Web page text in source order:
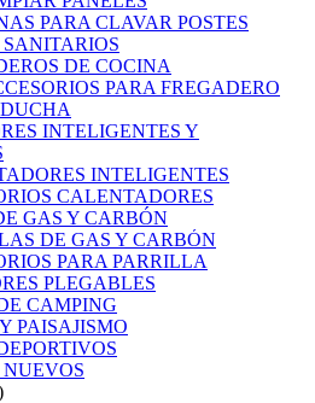
PARA CLAVAR POSTES
DE COCINA
PARA FREGADERO
INTELIGENTES Y
INTELIGENTES
CALENTADORES
GAS Y CARBÓN
DE GAS Y CARBÓN
PARA PARRILLA
PLEGABLES
CAMPING
PAISAJISMO